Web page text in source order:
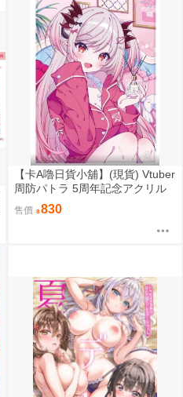
【卡A嚕日貨小舖】(現貨) Vtuber
周防パトラ 5周年記念アクリル
ボード 壓克力立板
售價 830